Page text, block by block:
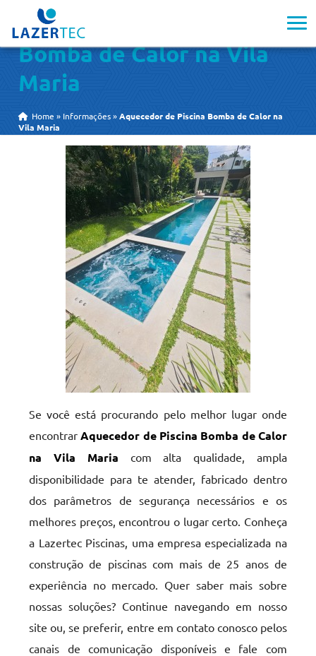
Aquecedor de Piscina
Bomba de Calor na Vila
Maria
Home » Informações »Aquecedor de Piscina Bomba de Calor na
Vila Maria
Se você está procurando pelo melhor lugar onde
encontrarAquecedor de Piscina Bomba de Calor
na Vila Maria com alta qualidade, ampla
disponibilidade para te atender, fabricado dentro
dos parâmetros de segurança necessários e os
melhores preços, encontrou o lugar certo. Conheça
a Lazertec Piscinas, uma empresa especializada na
construção de piscinas com mais de 25 anos de
experiência no mercado. Quer saber mais sobre
nossas soluções? Continue navegando em nosso
site ou, se preferir, entre em contato conosco pelos
canais de comunicação disponíveis e fale com